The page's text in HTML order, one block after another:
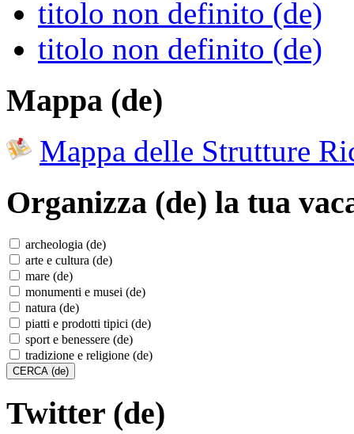
titolo non definito (de)
titolo non definito (de)
Mappa (de)
Mappa delle Strutture
Organizza (de) la tua
archeologia (de)
arte e cultura (de)
mare (de)
monumenti e musei (de)
natura (de)
piatti e prodotti tipici (de)
sport e benessere (de)
tradizione e religione (de)
Twitter (de)